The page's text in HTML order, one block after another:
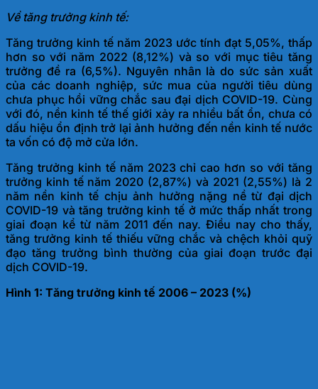
Về tăng trưởng kinh tế:
Tăng trưởng kinh tế năm 2023 ước tính đạt 5,05%, thấp
hơn so với năm 2022 (8,12%) và so với mục tiêu tăng
trưởng đề ra (6,5%). Nguyên nhân là do sức sản xuất
của các doanh nghiệp, sức mua của người tiêu dùng
chưa phục hồi vững chắc sau đại dịch COVID-19. Cùng
với đó, nền kinh tế thế giới xảy ra nhiều bất ổn, chưa có
dấu hiệu ổn định trở lại ảnh hưởng đến nền kinh tế nước
ta vốn có độ mở cửa lớn.
Tăng trưởng kinh tế năm 2023 chỉ cao hơn so với tăng
trưởng kinh tế năm 2020 (2,87%) và 2021 (2,55%) là 2
năm nền kinh tế chịu ảnh hưởng nặng nề từ đại dịch
COVID-19 và tăng trưởng kinh tế ở mức thấp nhất trong
giai đoạn kể từ năm 2011 đến nay. Điều nay cho thấy,
tăng trưởng kinh tế thiếu vững chắc và chệch khỏi quỹ
đạo tăng trưởng bình thường của giai đoạn trước đại
dịch COVID-19.
Hình 1: Tăng trưởng kinh tế 2006 – 2023 (%)